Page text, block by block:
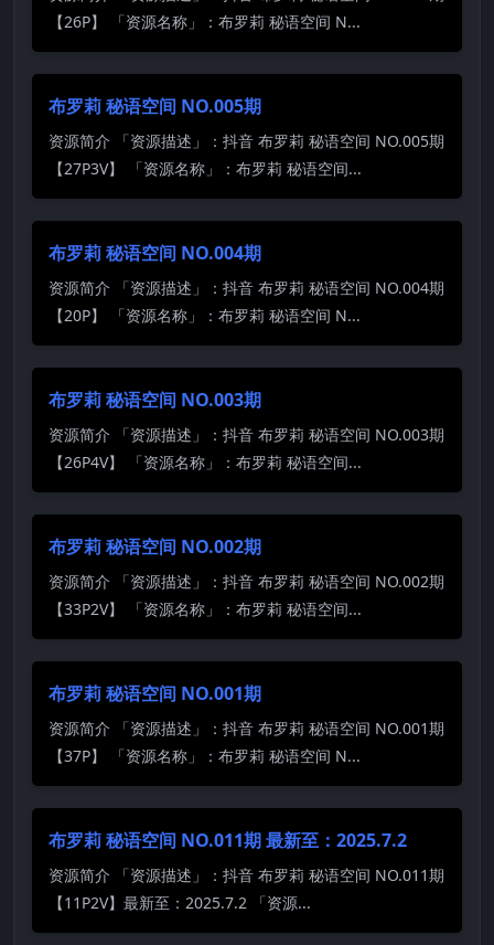
【26P】 「资源名称」：布罗莉 秘语空间 N...
布罗莉 秘语空间 NO.005期
资源简介 「资源描述」：抖音 布罗莉 秘语空间 NO.005期
【27P3V】 「资源名称」：布罗莉 秘语空间...
布罗莉 秘语空间 NO.004期
资源简介 「资源描述」：抖音 布罗莉 秘语空间 NO.004期
【20P】 「资源名称」：布罗莉 秘语空间 N...
布罗莉 秘语空间 NO.003期
资源简介 「资源描述」：抖音 布罗莉 秘语空间 NO.003期
【26P4V】 「资源名称」：布罗莉 秘语空间...
布罗莉 秘语空间 NO.002期
资源简介 「资源描述」：抖音 布罗莉 秘语空间 NO.002期
【33P2V】 「资源名称」：布罗莉 秘语空间...
布罗莉 秘语空间 NO.001期
资源简介 「资源描述」：抖音 布罗莉 秘语空间 NO.001期
【37P】 「资源名称」：布罗莉 秘语空间 N...
布罗莉 秘语空间 NO.011期 最新至：2025.7.2
资源简介 「资源描述」：抖音 布罗莉 秘语空间 NO.011期
【11P2V】最新至：2025.7.2 「资源...